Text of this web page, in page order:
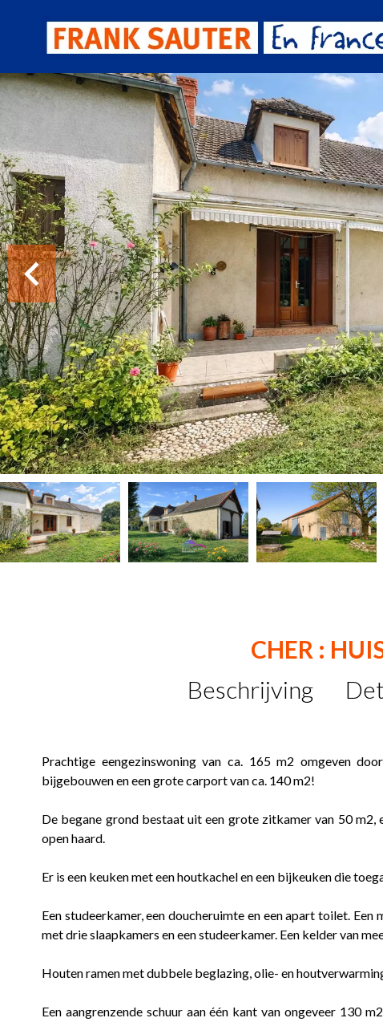
CHER :
Beschrijving
Prachtige eengezinswoning van ca. 165 m2 omgeven
bijgebouwen en een grote carport van ca. 140 m2!
De begane grond bestaat uit een grote zitkamer van 50
open haard.
Er is een keuken met een houtkachel en een bijkeuken die
Een studeerkamer, een doucheruimte en een apart toilet.
met drie slaapkamers en een studeerkamer. Een kelder van
Houten ramen met dubbele beglazing, olie- en
Een aangrenzende schuur aan één kant van ongeveer 130